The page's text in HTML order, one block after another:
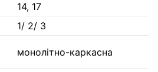
14, 17
1/ 2/ 3
монолітно-каркасна